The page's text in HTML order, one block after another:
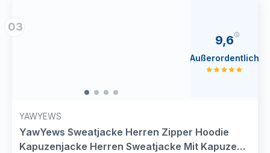
03
YAWYEWS
YawYews Sweatjacke Herren Zipper Hoodie
Kapuzenjacke Herren Sweatjacke Mit Kapuze
9,6
Außerordentlich